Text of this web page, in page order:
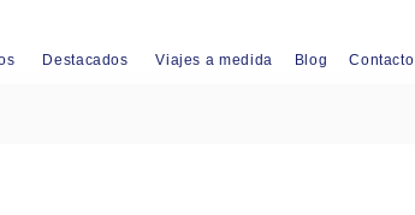
Destacados Viajes a medida Blog Contacto